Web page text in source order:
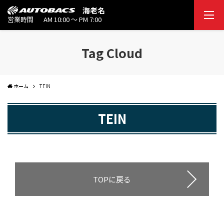
海老名
営業時間 AM 10:00 ～ PM 7:00
Tag Cloud
ホーム TEIN
TEIN
TOPに戻る